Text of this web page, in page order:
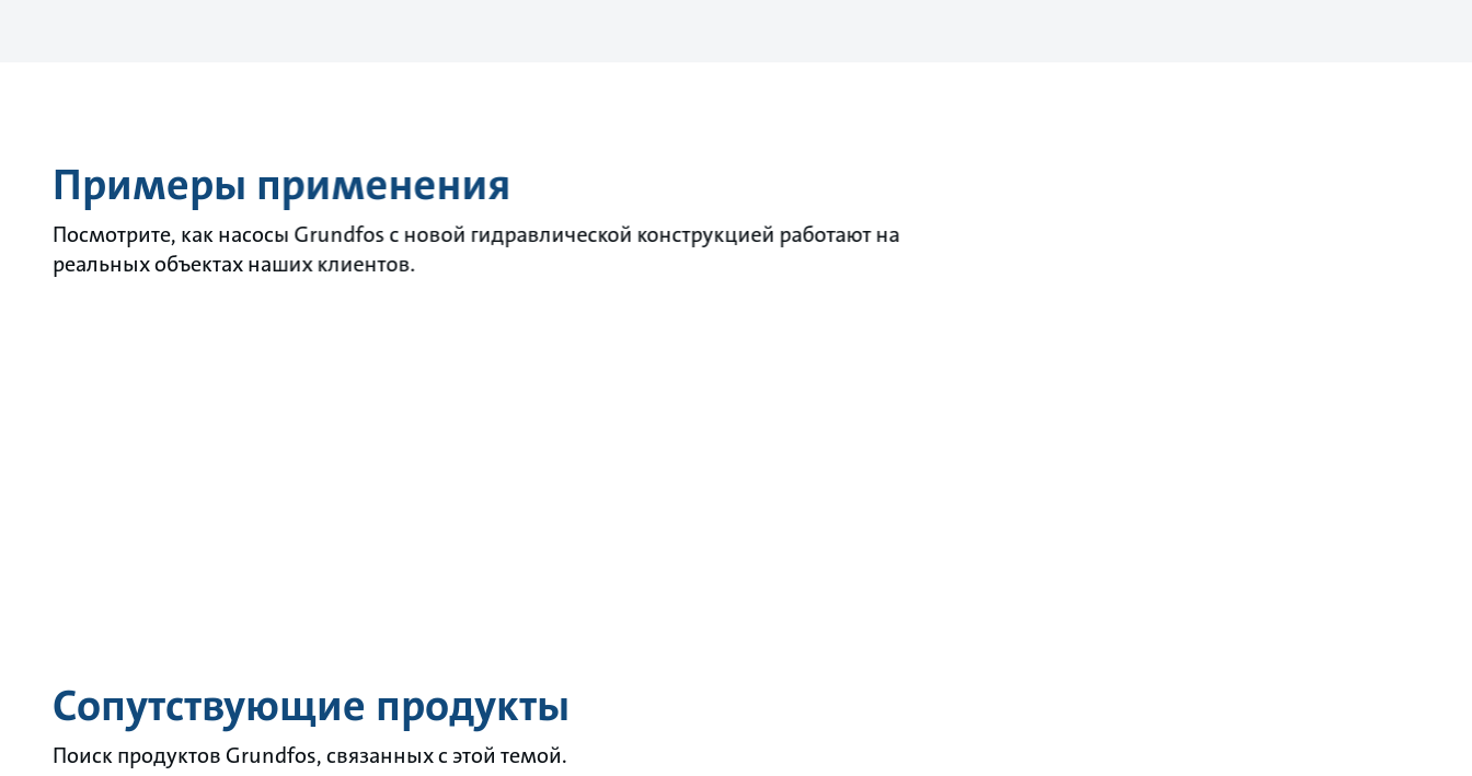
Примеры применения
Посмотрите, как насосы Grundfos с новой гидравлической конструкцией работают на
реальных объектах наших клиентов.
Сопутствующие продукты
Поиск продуктов Grundfos, связанных с этой темой.